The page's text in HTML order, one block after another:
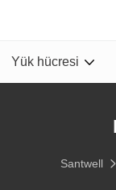
Yük hücresi
Santwell